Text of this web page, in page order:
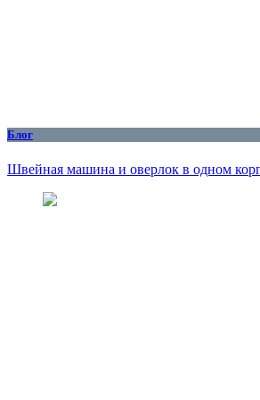
Блог
Швейная машина и оверлок в одном